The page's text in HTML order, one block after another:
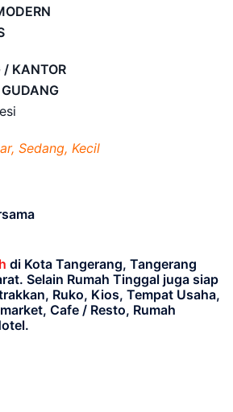
/ KANTOR
Sedang, Kecil
di Kota Tangerang, Tangerang
. Selain Rumah Tinggal juga siap
Ruko, Kios, Tempat Usaha,
Cafe / Resto, Rumah